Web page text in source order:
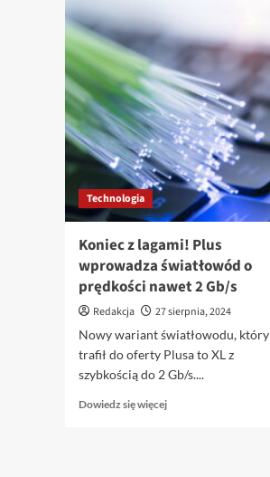
Technologia
Koniec z lagami! Plus
wprowadza światłowód o
prędkości nawet 2 Gb/s
Redakcja
27 sierpnia, 2024
Nowy wariant światłowodu, który
trafił do oferty Plusa to XL z
szybkością do 2 Gb/s....
Dowiedz się więcejDowiedz